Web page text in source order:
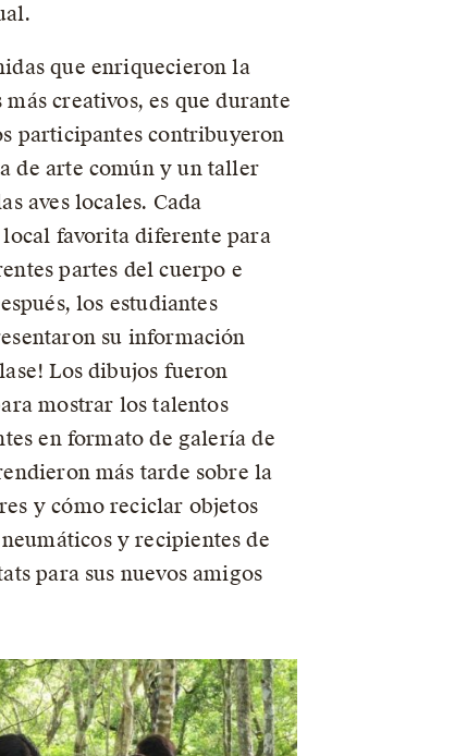
que enriquecieron la
creativos, es que durante
participantes contribuyeron
de arte común y un taller
aves locales. Cada
favorita diferente para
partes del cuerpo e
los estudiantes
su información
Los dibujos fueron
mostrar los talentos
en formato de galería de
más tarde sobre la
y cómo reciclar objetos
y recipientes de
para sus nuevos amigos